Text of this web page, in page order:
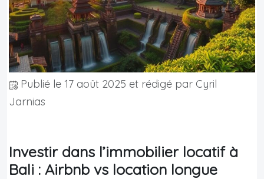
Publié le 17 août 2025 et rédigé par Cyril
Jarnias
Investir dans l’immobilier locatif à
Bali : Airbnb vs location longue